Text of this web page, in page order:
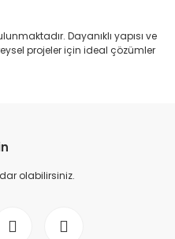
Dayanıklı yapısı ve
projeler için ideal çözümler
olabilirsiniz.